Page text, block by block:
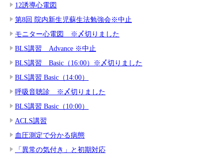
12誘導心電図
第8回 院内新生児蘇生法勉強会※中止
モニター心電図 ※〆切りました
BLS講習 Advance ※中止
BLS講習 Basic（16:00）※〆切りました
BLS講習 Basic（14:00）
呼吸音聴診 ※〆切りました
BLS講習 Basic（10:00）
ACLS講習
血圧測定で分かる病態
「異常の気付き」と初期対応